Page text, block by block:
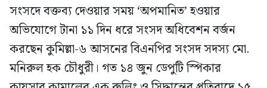
সংসদে বক্তব্য দেওয়ার সময় ‘অপমানিত’ হওয়ার
অভিযোগে টানা ১১ দিন ধরে সংসদ অধিবেশন বর্জন
করছেন কুমিল্লা-৬ আসনের বিএনপির সংসদ সদস্য মো.
মনিরুল হক চৌধুরী। গত ১৪ জুন ডেপুটি স্পিকার